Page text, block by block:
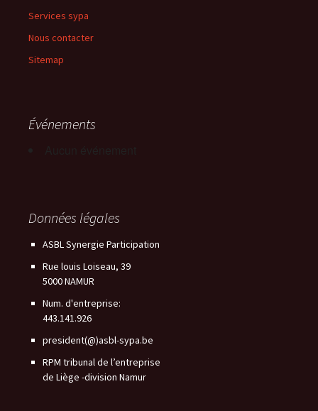
Services sypa
Nous contacter
Sitemap
Événements
Données légales
ASBL Synergie Participation
Rue louis Loiseau, 39
5000 NAMUR
Num. d'entreprise:
443.141.926
president(@)asbl-sypa.be
RPM tribunal de l’entreprise
de Liège -division Namur